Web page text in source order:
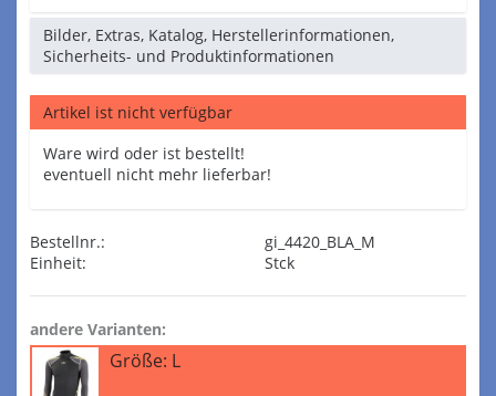
Bilder, Extras, Katalog, Herstellerinformationen,
Sicherheits- und Produktinformationen
Artikel ist nicht verfügbar
Ware wird oder ist bestellt!
eventuell nicht mehr lieferbar!
Bestellnr.:
gi_4420_BLA_M
Einheit:
Stck
andere Varianten:
Größe: L